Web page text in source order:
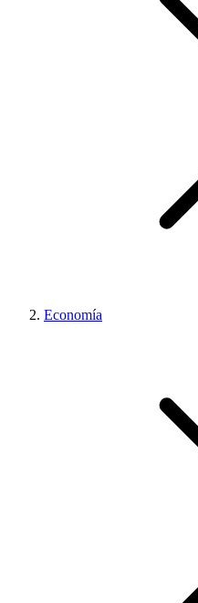
Economía